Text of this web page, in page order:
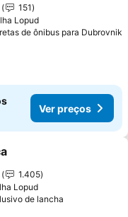
151
Lopud
de ônibus para Dubrovnik
Ver preços
aos favoritos
1.405
Lopud
de lancha